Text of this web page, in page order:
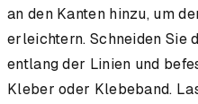
an den Kanten hinzu, um
erleichtern. Schneiden Sie
entlang der Linien und
Kleber oder Klebeband.